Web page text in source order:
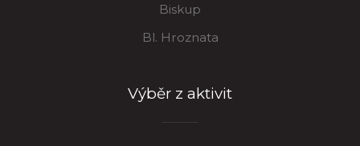
Biskup
Bl. Hroznata
Výběr z aktivit